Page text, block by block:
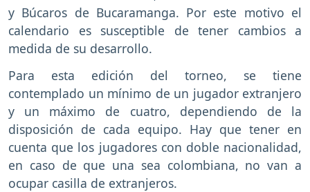
y Búcaros de Bucaramanga. Por este motivo el
calendario es susceptible de tener cambios a
medida de su desarrollo.
Para esta edición del torneo, se tiene
contemplado un mínimo de un jugador extranjero
y un máximo de cuatro, dependiendo de la
disposición de cada equipo. Hay que tener en
cuenta que los jugadores con doble nacionalidad,
en caso de que una sea colombiana, no van a
ocupar casilla de extranjeros.